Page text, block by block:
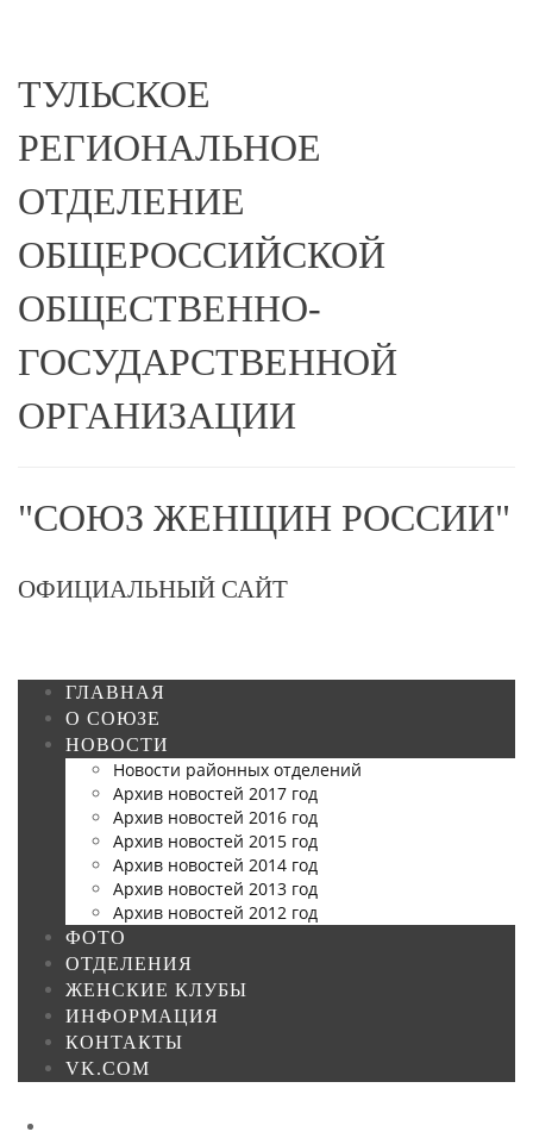
ТУЛЬСКОЕ
РЕГИОНАЛЬНОЕ
ОТДЕЛЕНИЕ
ОБЩЕРОССИЙСКОЙ
ОБЩЕСТВЕННО-
ГОСУДАРСТВЕННОЙ
ОРГАНИЗАЦИИ
"СОЮЗ ЖЕНЩИН РОССИИ"
ОФИЦИАЛЬНЫЙ САЙТ
ГЛАВНАЯ
О СОЮЗЕ
НОВОСТИ
Новости районных отделений
Архив новостей 2017 год
Архив новостей 2016 год
Архив новостей 2015 год
Архив новостей 2014 год
Архив новостей 2013 год
Архив новостей 2012 год
ФОТО
ОТДЕЛЕНИЯ
ЖЕНСКИЕ КЛУБЫ
ИНФОРМАЦИЯ
КОНТАКТЫ
VK.COM